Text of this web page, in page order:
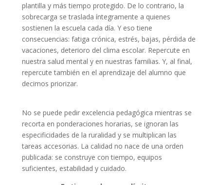
plantilla y más tiempo protegido. De lo contrario, la
sobrecarga se traslada íntegramente a quienes
sostienen la escuela cada día. Y eso tiene
consecuencias: fatiga crónica, estrés, bajas, pérdida de
vacaciones, deterioro del clima escolar. Repercute en
nuestra salud mental y en nuestras familias. Y, al final,
repercute también en el aprendizaje del alumno que
decimos priorizar.
No se puede pedir excelencia pedagógica mientras se
recorta en ponderaciones horarias, se ignoran las
especificidades de la ruralidad y se multiplican las
tareas accesorias. La calidad no nace de una orden
publicada: se construye con tiempo, equipos
suficientes, estabilidad y cuidado.